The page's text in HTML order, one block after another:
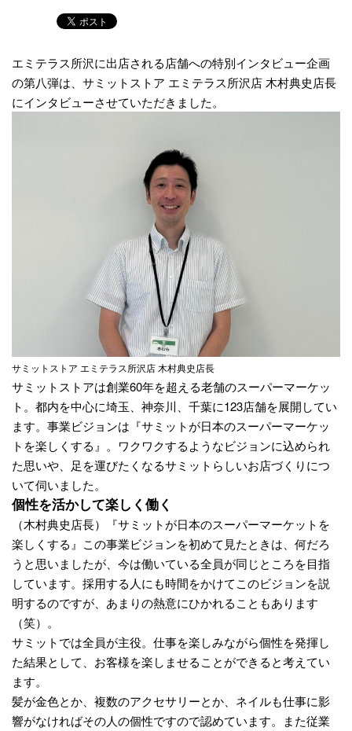
エミテラス所沢に出店される店舗への特別インタビュー企画
の第八弾は、サミットストア エミテラス所沢店 木村典史店長
にインタビューさせていただきました。
サミットストア エミテラス所沢店 木村典史店長
サミットストアは創業60年を超える老舗のスーパーマーケッ
ト。都内を中心に埼玉、神奈川、千葉に123店舗を展開してい
ます。事業ビジョンは『サミットが日本のスーパーマーケッ
トを楽しくする』。ワクワクするようなビジョンに込められ
た思いや、足を運びたくなるサミットらしいお店づくりにつ
いて伺いました。
個性を活かして楽しく働く
（木村典史店長）『サミットが日本のスーパーマーケットを
楽しくする』この事業ビジョンを初めて見たときは、何だろ
うと思いましたが、今は働いている全員が同じところを目指
しています。採用する人にも時間をかけてこのビジョンを説
明するのですが、あまりの熱意にひかれることもあります
（笑）。
サミットでは全員が主役。仕事を楽しみながら個性を発揮し
た結果として、お客様を楽しませることができると考えてい
ます。
髪が金色とか、複数のアクセサリーとか、ネイルも仕事に影
響がなければその人の個性ですので認めています。また従業